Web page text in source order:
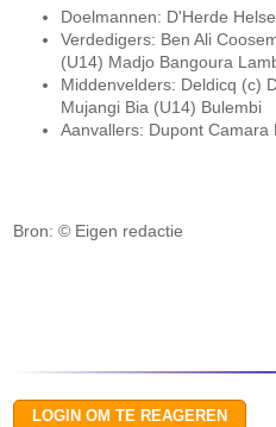
Doelmannen: D'Herde
Verdedigers: Ben Ali
(U14) Madjo Bangoura
Middenvelders: Deldicq (c)
Mujangi Bia (U14) Bulembi
Aanvallers: Dupont Camara
Bron: © Eigen redactie